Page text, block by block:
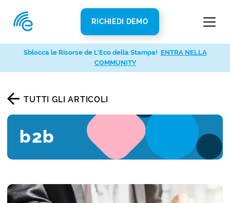
RICHIEDI DEMO
TUTTI GLI ARTICOLI
b2b
Sblocca le Risorse de L’Eco della Stampa! ENTRA NELLA
COMMUNITY